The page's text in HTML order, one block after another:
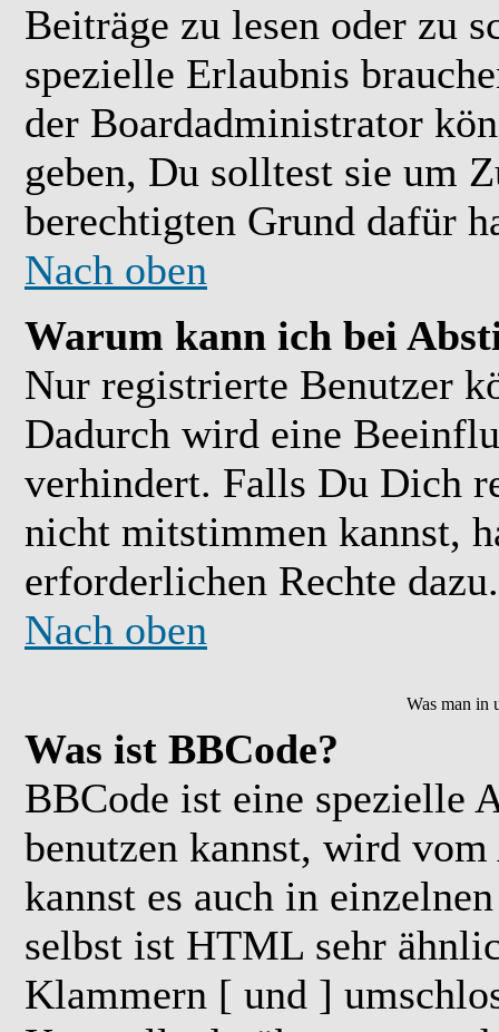
Beiträge zu lesen oder zu
spezielle Erlaubnis
der Boardadministrator
geben, Du solltest sie um
berechtigten Grund dafür
Nach oben
Warum kann ich bei
Nur registrierte Benutzer
Dadurch wird eine
verhindert. Falls Du Dich
nicht mitstimmen kannst,
erforderlichen Rechte dazu.
Nach oben
Was man in
Was ist BBCode?
BBCode ist eine spezielle
benutzen kannst, wird
kannst es auch in
selbst ist HTML sehr
Klammern [ und ]